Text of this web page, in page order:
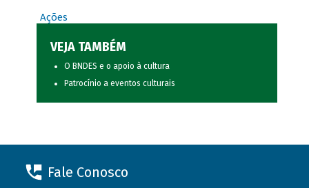
Ações
VEJA TAMBÉM
O BNDES e o apoio à cultura
Patrocínio a eventos culturais
Fale Conosco